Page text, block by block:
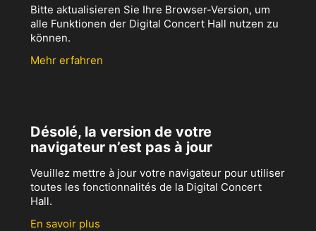
Bitte aktualisieren Sie Ihre Browser-Version, um
alle Funktionen der Digital Concert Hall nutzen zu
können.
Mehr erfahren
Désolé, la version de votre
navigateur n’est pas à jour
Veuillez mettre à jour votre navigateur pour utiliser
toutes les fonctionnalités de la Digital Concert
Hall.
En savoir plus